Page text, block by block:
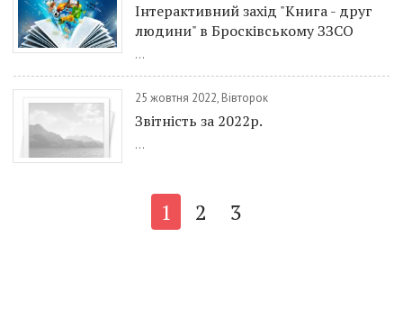
Інтерактивний захід "Книга - друг
людини" в Бросківському ЗЗСО
...
25 жовтня 2022, Вівторок
Звітність за 2022р.
...
1 2 3